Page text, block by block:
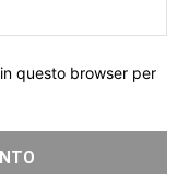
questo browser per